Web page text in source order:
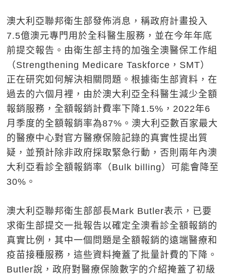
澳大利亞聯邦衛生部發佈消息，稱政府計畫投入
7.5億澳元專門用於全科醫生服務，並在今年年底
前提交報告。由衛生部主持的加強全澳醫保工作組
（Strengthening Medicare Taskforce，SMT）
正在研究如何解決相關問題。根據衛生部資料，在
過去的六個月裡，由於澳大利亞全科醫生減少全額
報銷服務，全額報銷計費率下降1.5%，2022年6
月季度的全額報銷率為87%。澳大利亞數百家最大
的醫療中心對官方醫療保險記錄的真實性提出質
疑，並預計除非政府採取緊急行動，否則兩年內澳
大利亞看診全額報銷率（Bulk billing）可能會降至
30%。
澳大利亞聯邦衛生部部長Mark Butler表示，已要
求衛生部提交一批報告以確定全澳看診全額報銷的
真實比例，其中一個問題是全額報銷的遠端醫療和
疫苗接種服務，這些資料掩蓋了批量計費的下降。
Butler說，政府對醫療保險數字的介紹掩蓋了初級